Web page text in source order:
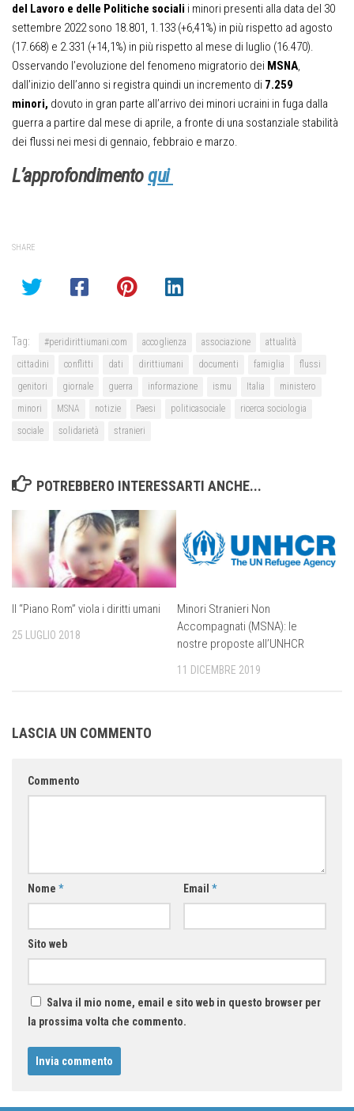
del Lavoro e delle Politiche sociali i minori presenti alla data del 30
settembre 2022 sono 18.801, 1.133 (+6,41%) in più rispetto ad agosto
(17.668) e 2.331 (+14,1%) in più rispetto al mese di luglio (16.470).
Osservando l’evoluzione del fenomeno migratorio dei MSNA
dall’inizio dell’anno si registra quindi un incremento di 7.259
minori, dovuto in gran parte all’arrivo dei minori ucraini in fuga dalla
guerra a partire dal mese di aprile, a fronte di una sostanziale stabilità
dei flussi nei mesi di gennaio, febbraio e marzo.
L’approfondimentoqui
SHARE
Tag: #peridirittiumani.com accoglienza associazione
attualità
cittadini
conflitti dati dirittiumani documenti famiglia
flussi
genitori
giornale guerra informazione ismu Italia
ministero
minori
MSNA notizie Paesi politicasociale
ricerca sociologia
sociale
solidarietà stranieri
POTREBBERO INTERESSARTI ANCHE...
Il “Piano Rom” viola i diritti umani
25 LUGLIO 2018
Minori Stranieri Non
Accompagnati (MSNA): le
nostre proposte all’UNHCR
11 DICEMBRE 2019
LASCIA UN COMMENTO
Commento
Nome * Email *
Sito web
Salva il mio nome, email e sito web in questo browser per
la prossima volta che commento.